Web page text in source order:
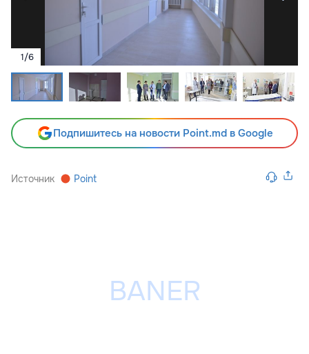
1/6
Подпишитесь на новости Point.md в Google
Источник Point